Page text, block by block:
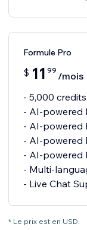
Formule Pro
$ 11 99 /mois
- 5,000
- AI-powered
- AI-powered
- AI-powered
- AI-powered
- Multi-
- Live Chat
* Le prix est en USD.